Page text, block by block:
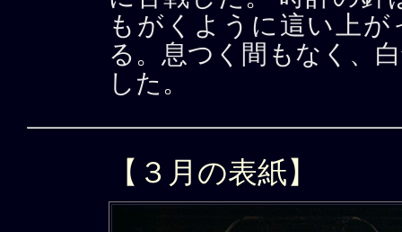
もがくように這い上
る。息つく間もなく、
した。
【３月の表紙】